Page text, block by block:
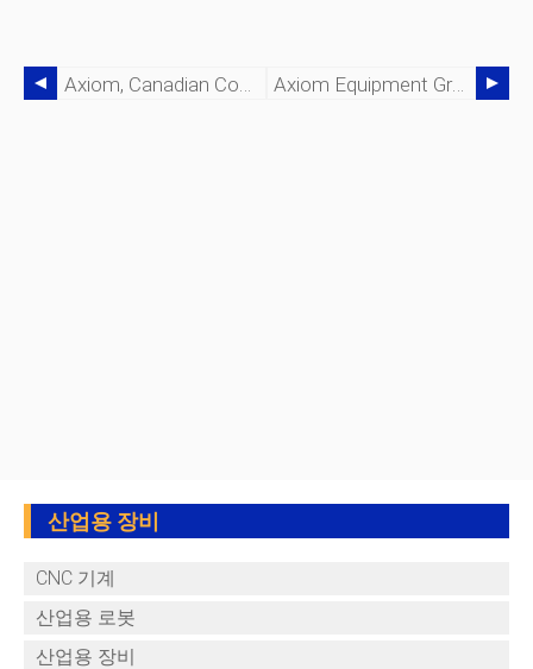
Axiom, Canadian Concrete Expo 2024, 부스 16104에서 혁신적인 콘크리트 솔루션 선보여 Axiom Equipment Group:효율적이고 안전한 콘크리트 건설을 위한 필수 도구
산업용 장비
CNC 기계
산업용 로봇
산업용 장비